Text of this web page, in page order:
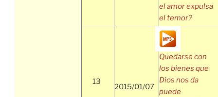
el amor expulsa
el temor?
13
2015/01/07
Quedarse con
los bienes que
Dios nos da
puede